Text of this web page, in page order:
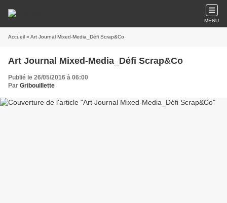
MENU
Accueil » Art Journal Mixed-Media_Défi Scrap&Co
Art Journal Mixed-Media_Défi Scrap&Co
Publié le 26/05/2016 à 06:00
Par Gribouillette